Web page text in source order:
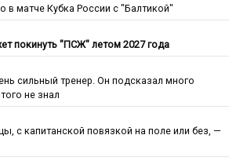
в матче Кубка России с "Балтикой"
покинуть "ПСЖ" летом 2027 года
сильный тренер. Он подсказал много
не знал
с капитанской повязкой на поле или без, —